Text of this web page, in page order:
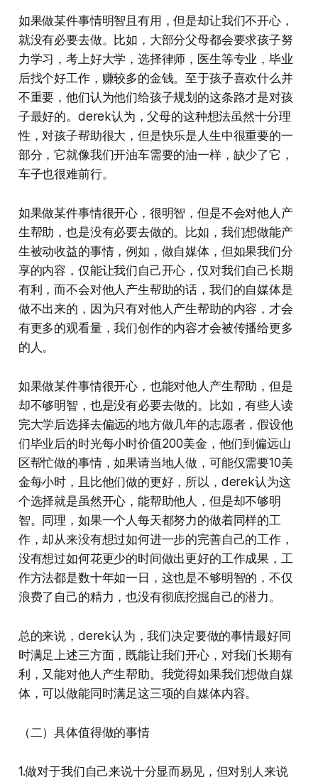
如果做某件事情明智且有用，但是却让我们不开心，
就没有必要去做。比如，大部分父母都会要求孩子努
力学习，考上好大学，选择律师，医生等专业，毕业
后找个好工作，赚较多的金钱。至于孩子喜欢什么并
不重要，他们认为他们给孩子规划的这条路才是对孩
子最好的。derek认为，父母的这种想法虽然十分理
性，对孩子帮助很大，但是快乐是人生中很重要的一
部分，它就像我们开油车需要的油一样，缺少了它，
车子也很难前行。
如果做某件事情很开心，很明智，但是不会对他人产
生帮助，也是没有必要去做的。比如，我们想做能产
生被动收益的事情，例如，做自媒体，但如果我们分
享的内容，仅能让我们自己开心，仅对我们自己长期
有利，而不会对他人产生帮助的话，我们的自媒体是
做不出来的，因为只有对他人产生帮助的内容，才会
有更多的观看量，我们创作的内容才会被传播给更多
的人。
如果做某件事情很开心，也能对他人产生帮助，但是
却不够明智，也是没有必要去做的。比如，有些人读
完大学后选择去偏远的地方做几年的志愿者，假设他
们毕业后的时光每小时价值200美金，他们到偏远山
区帮忙做的事情，如果请当地人做，可能仅需要10美
金每小时，且比他们做的更好，所以，derek认为这
个选择就是虽然开心，能帮助他人，但是却不够明
智。同理，如果一个人每天都努力的做着同样的工
作，却从来没有想过如何进一步的完善自己的工作，
没有想过如何花更少的时间做出更好的工作成果，工
作方法都是数十年如一日，这也是不够明智的，不仅
浪费了自己的精力，也没有彻底挖掘自己的潜力。
总的来说，derek认为，我们决定要做的事情最好同
时满足上述三方面，既能让我们开心，对我们长期有
利，又能对他人产生帮助。我觉得如果我们想做自媒
体，可以做能同时满足这三项的自媒体内容。
（二）具体值得做的事情
1.做对于我们自己来说十分显而易见，但对别人来说